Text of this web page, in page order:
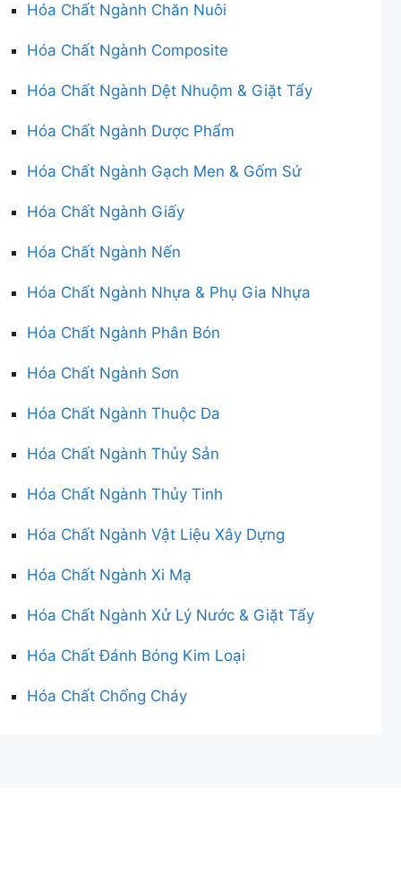
Hóa Chất Ngành Chăn Nuôi
Hóa Chất Ngành Composite
Hóa Chất Ngành Dệt Nhuộm & Giặt Tẩy
Hóa Chất Ngành Dược Phẩm
Hóa Chất Ngành Gạch Men & Gốm Sứ
Hóa Chất Ngành Giấy
Hóa Chất Ngành Nến
Hóa Chất Ngành Nhựa & Phụ Gia Nhựa
Hóa Chất Ngành Phân Bón
Hóa Chất Ngành Sơn
Hóa Chất Ngành Thuộc Da
Hóa Chất Ngành Thủy Sản
Hóa Chất Ngành Thủy Tinh
Hóa Chất Ngành Vật Liệu Xây Dựng
Hóa Chất Ngành Xi Mạ
Hóa Chất Ngành Xử Lý Nước & Giặt Tẩy
Hóa Chất Đánh Bóng Kim Loại
Hóa Chất Chống Cháy